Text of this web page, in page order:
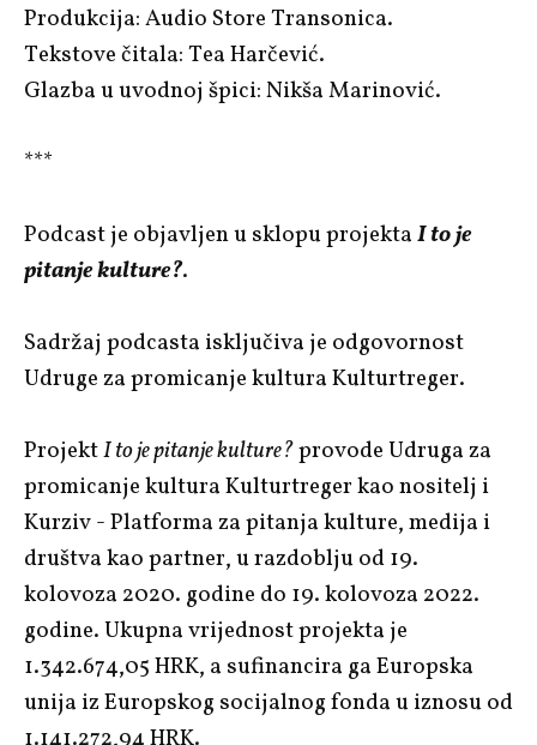
Produkcija: Audio Store Transonica.
Tekstove čitala: Tea Harčević.
Glazba u uvodnoj špici: Nikša Marinović.
***
Podcast je objavljen u sklopu projektaI to je
pitanje kulture?.
Sadržaj podcasta isključiva je odgovornost
Udruge za promicanje kultura Kulturtreger.
ProjektI to je pitanje kulture?provode Udruga za
promicanje kultura Kulturtreger kao nositelj i
Kurziv - Platforma za pitanja kulture, medija i
društva kao partner, u razdoblju od 19.
kolovoza 2020. godine do 19. kolovoza 2022.
godine. Ukupna vrijednost projekta je
1.342.674,05 HRK, a sufinancira ga Europska
unija iz Europskog socijalnog fonda u iznosu od
1.141.272,94 HRK.